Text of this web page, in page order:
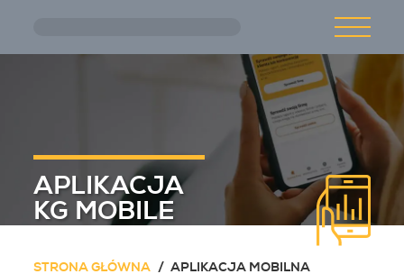
AKTUALNOŚCI
OFERTA
APLIKACJA
KG MOBILE
STRONA GŁÓWNA APLIKACJA MOBILNA